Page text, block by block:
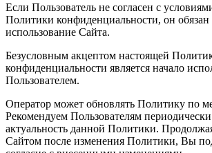
Если Пользователь не согласен с
Политики конфиденциальности, он обязан
использование Сайта.
Безусловным акцептом настоящей
конфиденциальности является начало
Пользователем.
Оператор может обновлять Политику по
Рекомендуем Пользователям
актуальность данной Политики.
Сайтом после изменения Политики, Вы